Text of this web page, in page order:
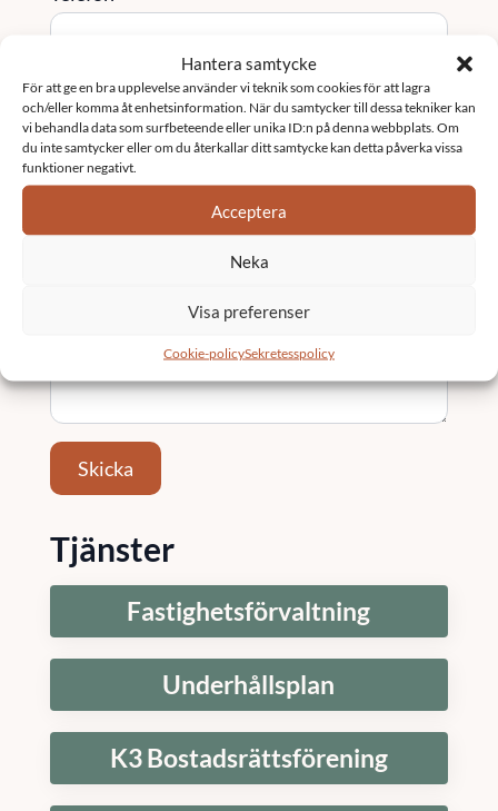
Hantera samtycke
För att ge en bra upplevelse använder vi teknik som cookies för att lagra
och/eller komma åt enhetsinformation. När du samtycker till dessa tekniker kan
vi behandla data som surfbeteende eller unika ID:n på denna webbplats. Om
du inte samtycker eller om du återkallar ditt samtycke kan detta påverka vissa
funktioner negativt.
Acceptera
Neka
Visa preferenser
Cookie-policySekretesspolicy
Tjänst / Område (valfritt)
Ort
Skicka
Tjänster
Fastighetsförvaltning
Underhållsplan
K3 Bostadsrättsförening